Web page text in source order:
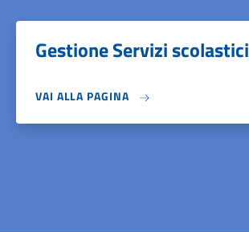
Gestione Servizi scolastici
VAI ALLA PAGINA